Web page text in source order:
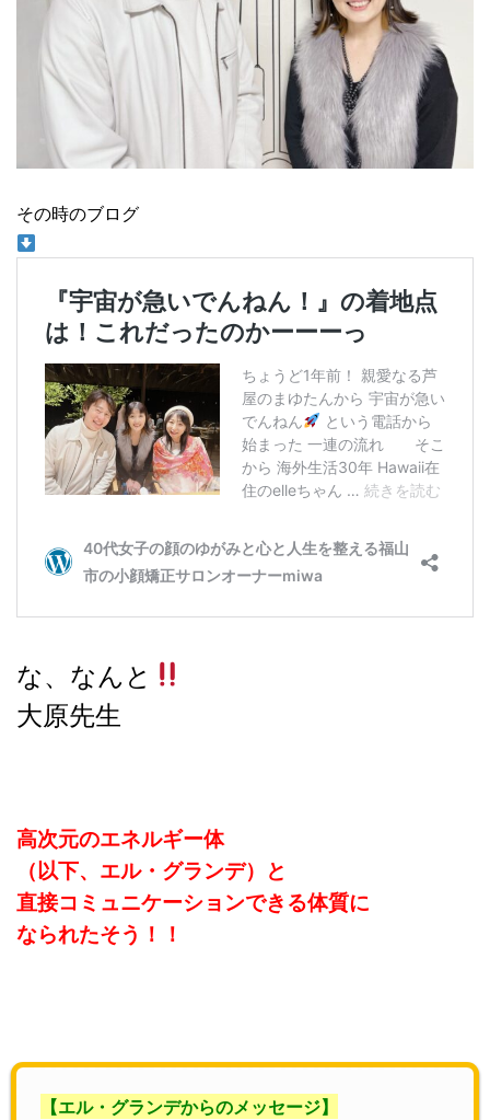
その時のブログ
な、なんと
大原先生
高次元のエネルギー体
（以下、エル・グランデ）と
直接コミュニケーションできる体質に
なられたそう！！
【エル・グランデからのメッセージ】